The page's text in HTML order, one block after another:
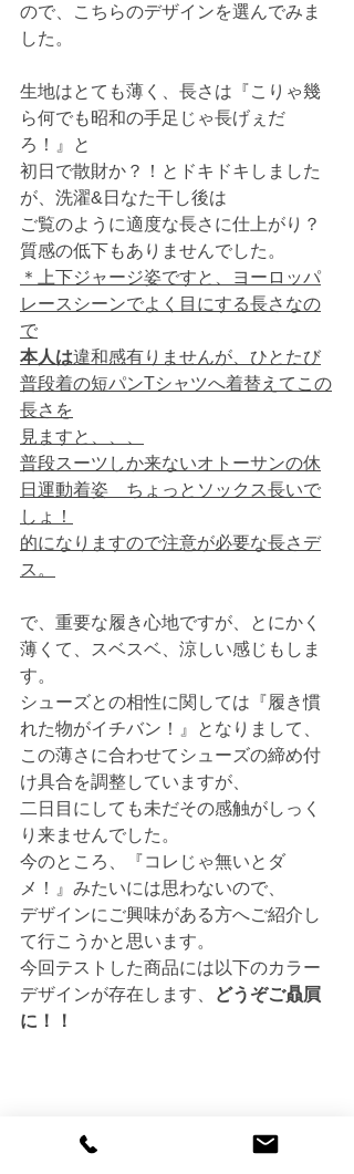
ので、こちらのデザインを選んでみま
した。
生地はとても薄く、長さは『こりゃ幾
ら何でも昭和の手足じゃ長げぇだ
ろ！』と
初日で散財か？！とドキドキしました
が、洗濯&日なた干し後は
ご覧のように適度な長さに仕上がり？
質感の低下もありませんでした。
＊上下ジャージ姿ですと、ヨーロッパ
レースシーンでよく目にする長さなの
で
本人は違和感有りませんが、ひとたび
普段着の短パンTシャツへ着替えてこの
長さを
見ますと、、、
普段スーツしか来ないオトーサンの休
日運動着姿　ちょっとソックス長いで
しょ！
的になりますので注意が必要な長さデ
ス。
で、重要な履き心地ですが、とにかく
薄くて、スベスベ、涼しい感じもしま
す。
シューズとの相性に関しては『履き慣
れた物がイチバン！』となりまして、
この薄さに合わせてシューズの締め付
け具合を調整していますが、
二日目にしても未だその感触がしっく
り来ませんでした。
今のところ、『コレじゃ無いとダ
メ！』みたいには思わないので、
デザインにご興味がある方へご紹介し
て行こうかと思います。
今回テストした商品には以下のカラー
デザインが存在します、
どうぞご贔屓
に！！